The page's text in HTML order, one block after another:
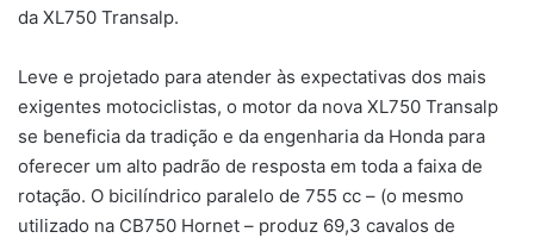
da XL750 Transalp.
Leve e projetado para atender às expectativas dos mais
exigentes motociclistas, o motor da nova XL750 Transalp
se beneficia da tradição e da engenharia da Honda para
oferecer um alto padrão de resposta em toda a faixa de
rotação. O bicilíndrico paralelo de 755 cc – (o mesmo
utilizado na CB750 Hornet – produz 69,3 cavalos de